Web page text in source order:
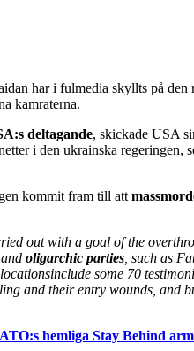
har i fulmedia skyllts på
kamraterna.
deltagande, skickade USA
i den ukrainska regeringen,
kommit fram till att
out with a goal of the
, and oligarchic parties , such as
include some 70
and their entry wounds, and
hemliga Stay Behind